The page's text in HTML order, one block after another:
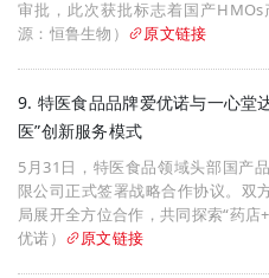
审批，此次获批标志着国产
源：恒鲁生物）
原文链接
9. 特医食品品牌爱优诺与一心堂
医”创新服务模式
5月31日，特医食品领域头部国产
限公司正式签署战略合作协议。双
局展开全方位合作，共同探索“药
优诺）
原文链接